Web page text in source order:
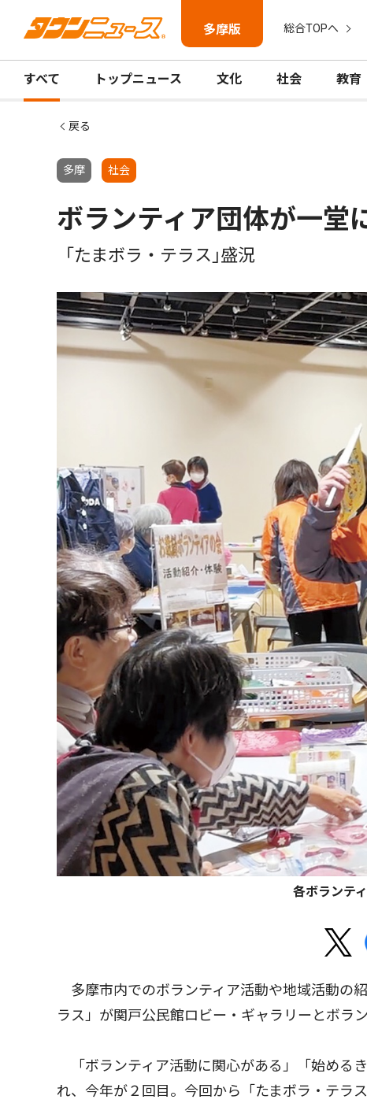
多摩版 総合TOPへ
すべて トップニュース 文化 社会 教育
戻る
多摩 社会
ボランティア団体が一堂
「たまボラ・テラス｣盛況
各ボランテ
多摩市内でのボランティア活動や地域活動の
ラス」が関戸公民館ロビー・ギャラリーとボラ
「ボランティア活動に関心がある」「始める
れ、今年が２回目。今回から「たまボラ・テラ